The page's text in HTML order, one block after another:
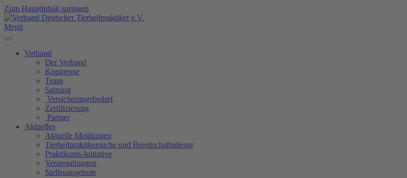
Zum Hauptinhalt springen
Menü
Verband
Der Verband
Kongresse
Team
Satzung
Versicherungsbedarf
Zertifizierung
Partner
Aktuelles
Aktuelle Meldungen
Tierheilpraktikersuche und Bereitschaftsdienst
Praktikums-Initiative
Veranstaltungen
Stellenangebote